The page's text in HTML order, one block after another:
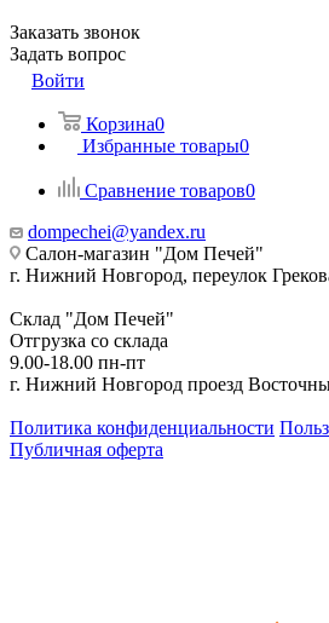
Заказать звонок
Задать вопрос
Войти
Корзина0
Избранные товары0
Сравнение товаров0
dompechei@yandex.ru
Салон-магазин "Дом Печей"
г. Нижний Новгород, переулок
Склад "Дом Печей"
Отгрузка со склада
9.00-18.00 пн-пт
г. Нижний Новгород проезд
Политика конфиденциальности
Публичная оферта